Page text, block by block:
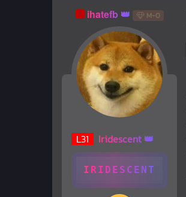
🅰️ ihatefb M-0
L31 Iridescent
IRIDESCENT